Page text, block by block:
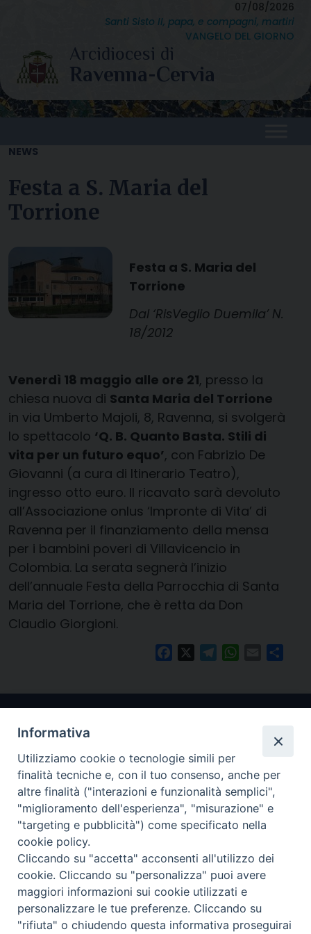
content
07/08/2026
Santi Sisto II, papa, e compagni, martiri
VANGELO DEL GIORNO
NEWS
Festa a S. Maria del
Torrione
Festa a S. Maria del
Torrione
Dal ‘RisVeglio Duemila’ N.
18/2012
Venerdì 18 maggio alle ore 21, presso la
chiesa nuova di Santa Maria del Torrione
in via Umberto Majoli, 8, Ravenna, si svolgerà
lo spettacolo ‘Q. B. Quanto Basta. Stili di
vita per un futuro equo’, con Fabrizio De
Giovanni (a cura di Itinerario Teatro),
ingresso otto euro. Il ricavato sarà devoluto
all’Associazione onlus ‘Impronte di Vita’ di
Ravenna per il finanziamento della mensa
per i bambini poveri di Villavicencio in
Colombia. La serata segnerà l’inizio
dell’annuale Festa della Parrocchia di Santa
Maria del Torrione, che è retta da Don
Claudio Giorgioni.
FacebookTelegramWhatsApp
Email
Arcidiocesi di Ravenna-Cervia
CONTATTI
Piazza Arcivescovado, 1 48121- Ravenna
tel 0544.541655
curia@diocesiravennacervia.it
Informativa
Utilizziamo cookie o tecnologie simili per
finalità tecniche e, con il tuo consenso, anche per
altre finalità ("interazioni e funzionalità semplici",
"miglioramento dell'esperienza", "misurazione" e
"targeting e pubblicità") come specificato nella
cookie policy.
Cliccando su "accetta" acconsenti all'utilizzo dei
cookie. Cliccando su "personalizza" puoi avere
maggiori informazioni sui cookie utilizzati e
personalizzare le tue preferenze. Cliccando su
"rifiuta" o chiudendo questa informativa proseguirai